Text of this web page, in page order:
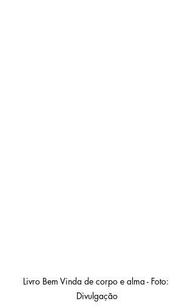
Livro Bem Vinda de corpo e alma - Foto:
Divulgação